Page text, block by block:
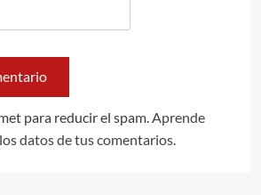
para reducir el spam. Aprende
datos de tus comentarios.